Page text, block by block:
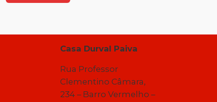
Casa Durval Paiva
Rua Professor
Clementino Câmara,
234 – Barro Vermelho –